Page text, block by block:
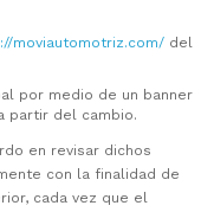
moviautomotriz.com/ del
por medio de un banner
partir del cambio.
en revisar dichos
con la finalidad de
cada vez que el